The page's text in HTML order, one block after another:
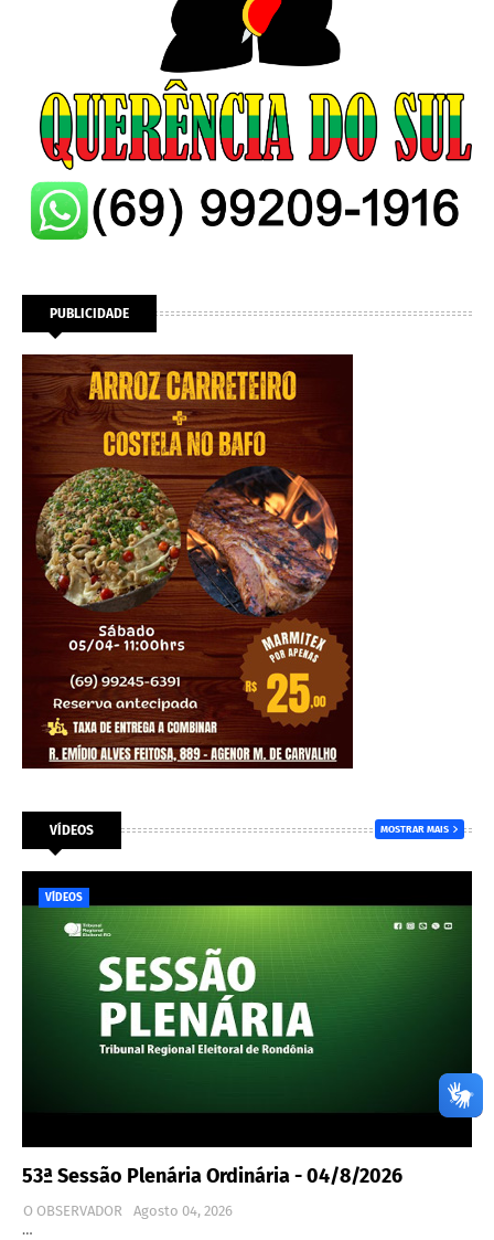
PUBLICIDADE
VÍDEOS MOSTRAR MAIS
VÍDEOS
53ª Sessão Plenária Ordinária - 04/8/2026
O OBSERVADOR
Agosto 04, 2026
…